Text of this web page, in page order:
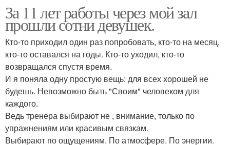
За 11 лет работы через мой зал
прошли сотни девушек.
Кто-то приходил один раз попробовать, кто-то на месяц,
кто-то оставался на годы. Кто-то уходил, кто-то
возвращался спустя время.
И я поняла одну простую вещь: для всех хорошей не
будешь. Невозможно быть "Своим" человеком для
каждого.
Ведь тренера выбирают не , внимание, только по
упражнениям или красивым связкам.
Выбирают по ощущениям. По атмосфере. По энергии.